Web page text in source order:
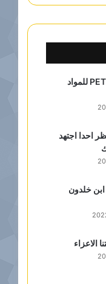
قريبا مصنع PET للمواد
احدا اجتهد
خلدون
الاعزاء